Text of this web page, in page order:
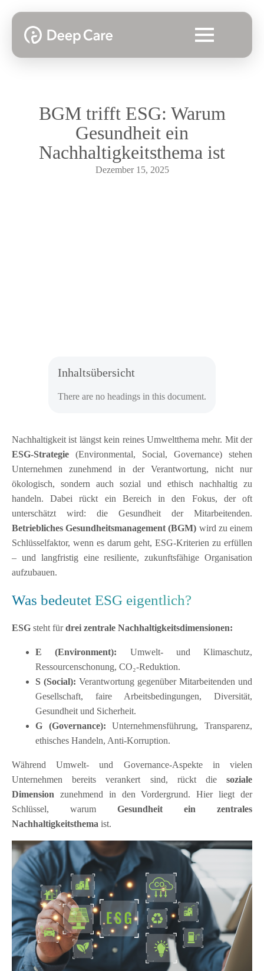
BGM trifft ESG: Warum
Gesundheit ein
Nachhaltigkeitsthema ist
Dezember 15, 2025
Inhaltsübersicht
There are no headings in this document.
Nachhaltigkeit ist längst kein reines Umweltthema mehr. Mit der
ESG-Strategie (Environmental, Social, Governance) stehen
Unternehmen zunehmend in der Verantwortung, nicht nur
ökologisch, sondern auch sozial und ethisch nachhaltig zu
handeln. Dabei rückt ein Bereich in den Fokus, der oft
unterschätzt wird: die Gesundheit der Mitarbeitenden.
Betriebliches Gesundheitsmanagement (BGM) wird zu einem
Schlüsselfaktor, wenn es darum geht, ESG-Kriterien zu erfüllen
– und langfristig eine resiliente, zukunftsfähige Organisation
aufzubauen.
Was bedeutet ESG eigentlich?
ESG steht fürdrei zentrale Nachhaltigkeitsdimensionen:
E (Environment): Umwelt- und Klimaschutz,
Ressourcenschonung, CO₂-Reduktion.
S (Social): Verantwortung gegenüber Mitarbeitenden und
Gesellschaft, faire Arbeitsbedingungen, Diversität,
Gesundheit und Sicherheit.
G (Governance): Unternehmensführung, Transparenz,
ethisches Handeln, Anti-Korruption.
Während Umwelt- und Governance-Aspekte in vielen
Unternehmen bereits verankert sind, rückt die soziale
Dimension zunehmend in den Vordergrund. Hier liegt der
Schlüssel, warum Gesundheit ein zentrales
Nachhaltigkeitsthema ist.